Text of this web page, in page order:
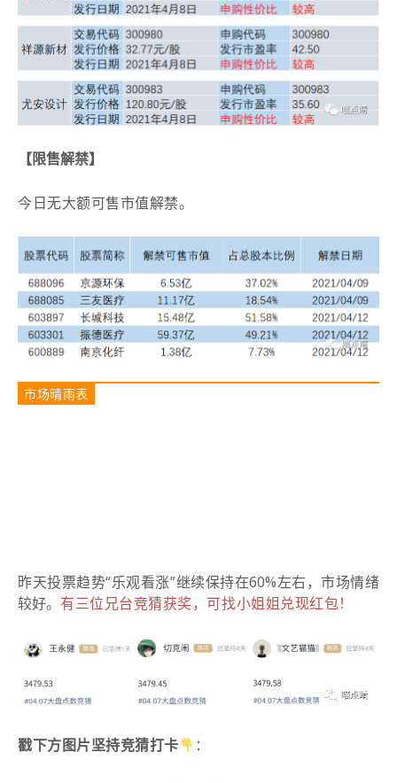
【限售解禁】
今日无大额可售市值解禁。
市场晴雨表
昨天投票趋势“乐观看涨”继续保持在60%左右，市场情绪
较好。 有三位兄台竞猜获奖，可找小姐姐兑现红包！
戳下方图片坚持竞猜打卡 ：